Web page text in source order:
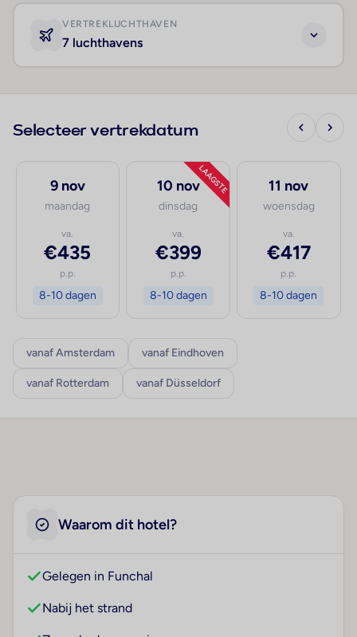
VERTREKLUCHTHAVEN
7 luchthavens
Selecteer vertrekdatum
9 nov
maandag
va.
€435
p.p.
8-10 dagen
LAAGSTE
10 nov
dinsdag
va.
€399
p.p.
8-10 dagen
11 nov
woensdag
va.
€417
p.p.
8-10 dagen
vanaf Amsterdam vanaf Eindhoven
vanaf Rotterdam vanaf Düsseldorf
Waarom dit hotel?
Gelegen in Funchal
Nabij het strand